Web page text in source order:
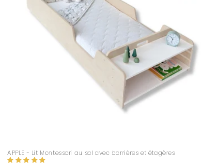
APPLE - Lit Montessori au sol avec barrières et étagères